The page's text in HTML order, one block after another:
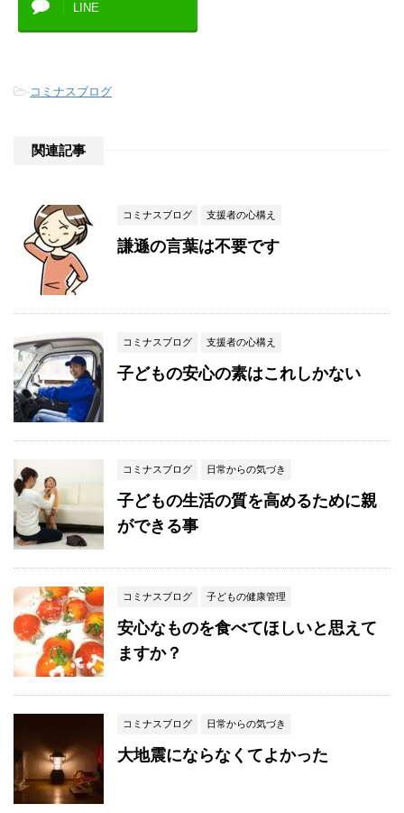
LINE
-コミナスブログ
関連記事
コミナスブログ 支援者の心構え
謙遜の言葉は不要です
コミナスブログ 支援者の心構え
子どもの安心の素はこれしかない
コミナスブログ 日常からの気づき
子どもの生活の質を高めるために親
ができる事
コミナスブログ 子どもの健康管理
安心なものを食べてほしいと思えて
ますか？
コミナスブログ 日常からの気づき
大地震にならなくてよかった